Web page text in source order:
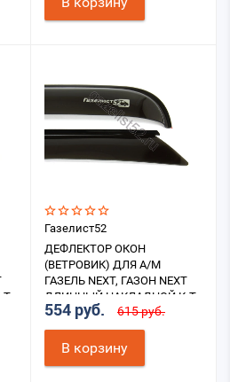
Т
Газелист52
ДЕФЛЕКТОР ОКОН
(ВЕТРОВИК) ДЛЯ А/М
ГАЗЕЛЬ NEXT, ГАЗОН NEXT
ДЛИННЫЙ НАКЛАДНОЙ К-Т
2ШТ. (ЧЕРНЫЙ)
554 руб. 615 руб.
В корзину